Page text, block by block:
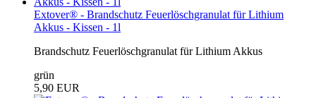
Extover® - Brandschutz Feuerlöschgranulat für Lithium
Akkus - Kissen - 1l
Brandschutz Feuerlöschgranulat für Lithium Akkus
grün
5,90 EUR